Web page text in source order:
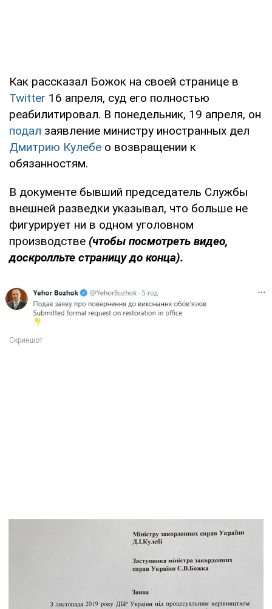
Как рассказал Божок на своей странице в
Twitter 16 апреля, суд его полностью
реабилитировал. В понедельник, 19 апреля, он
подал заявление министру иностранных дел
Дмитрию Кулебе о возвращении к
обязанностям.
В документе бывший председатель Службы
внешней разведки указывал, что больше не
фигурирует ни в одном уголовном
производстве (чтобы посмотреть видео,
доскролльте страницу до конца).